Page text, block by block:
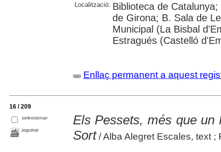
Localització: Biblioteca de
de Girona; B. Sala de
Municipal (La Bisbal
Estragués (Castelló
Enllaç permanent a aquest
16 / 209
seleccionar
imprimir
Els Pessets, més que
Sort/ Alba Alegret Escales, text ;